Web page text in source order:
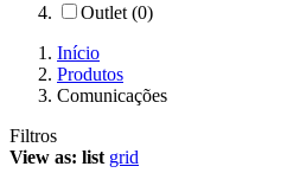
Outlet (0)
Início
Produtos
Comunicações
Filtros
View as: list grid